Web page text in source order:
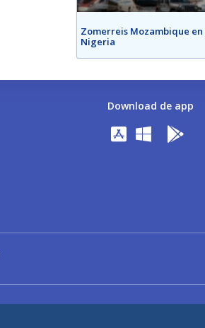
Zomerreis Mozambique en
Nigeria
Download de app